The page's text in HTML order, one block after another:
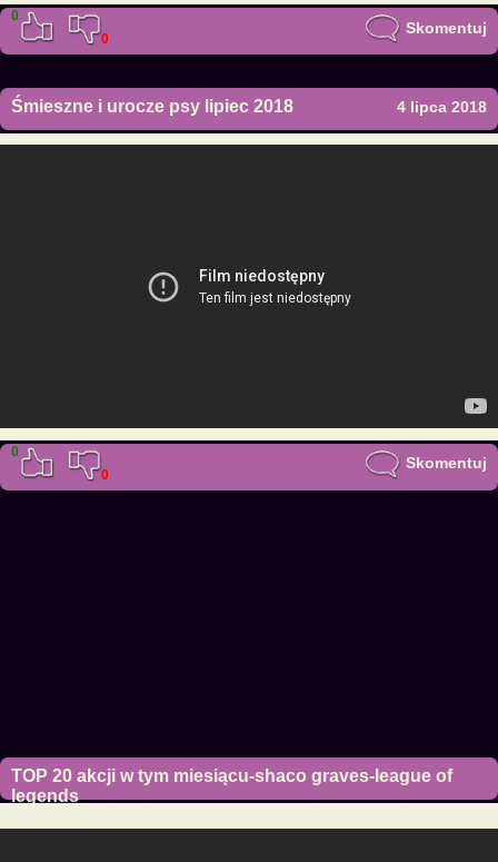
0
0
Skomentuj
Śmieszne i urocze psy lipiec 2018 4 lipca 2018
0
0
Skomentuj
TOP 20 akcji w tym miesiącu-shaco graves-league of
legends